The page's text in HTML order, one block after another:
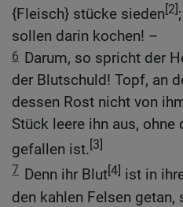
{Fleisch} stücke sieden[2]
sollen darin kochen! –
6 Darum, so spricht der
der Blutschuld! Topf, an
dessen Rost nicht von
Stück leere ihn aus,
gefallen ist.[3]
7 Denn ihr Blut[4] ist in
den kahlen Felsen